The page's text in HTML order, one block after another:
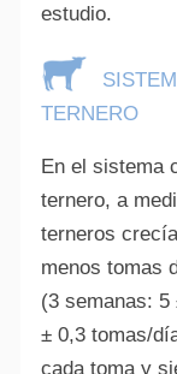
estudio.
TERNERO
En el sistema
ternero, a
terneros
menos tomas
(3 semanas:
± 0,3 tomas/
cada toma y